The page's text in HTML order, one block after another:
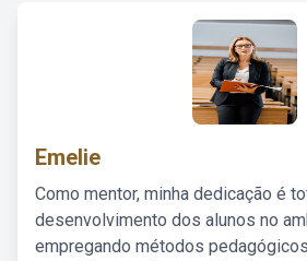
Emelie
Como mentor, minha dedicação é
desenvolvimento dos alunos no
empregando métodos